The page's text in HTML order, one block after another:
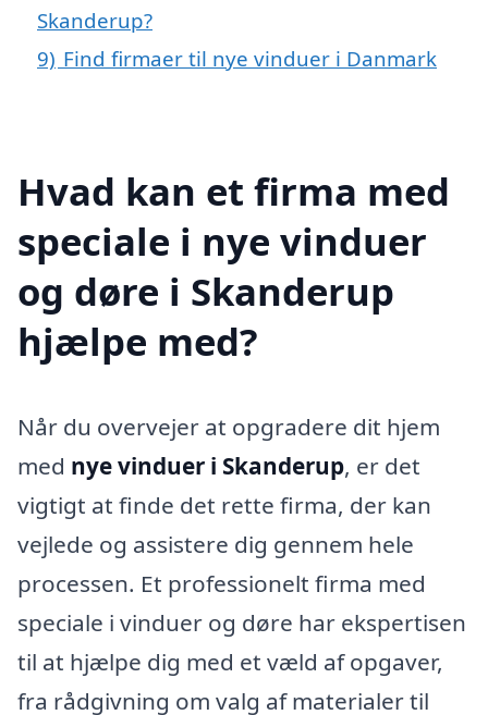
Skanderup?
9) Find firmaer til nye vinduer i Danmark
Hvad kan et firma med
speciale i nye vinduer
og døre i Skanderup
hjælpe med?
Når du overvejer at opgradere dit hjem
med nye vinduer i Skanderup, er det
vigtigt at finde det rette firma, der kan
vejlede og assistere dig gennem hele
processen. Et professionelt firma med
speciale i vinduer og døre har ekspertisen
til at hjælpe dig med et væld af opgaver,
fra rådgivning om valg af materialer til